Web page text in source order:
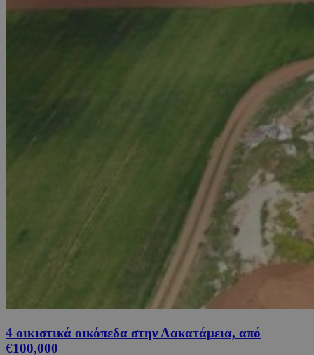
4 οικιστικά οικόπεδα στην Λακατάμεια, από
€100,000